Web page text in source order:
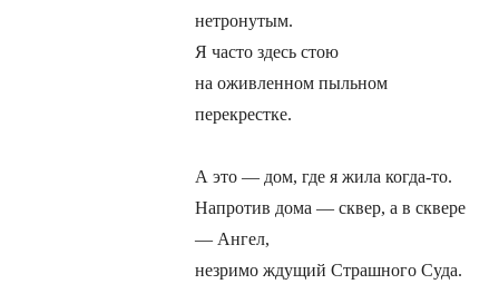
нетронутым.
Я часто здесь стою
на оживленном пыльном
перекрестке.
А это — дом, где я жила когда-то.
Напротив дома — сквер, а в сквере
— Ангел,
незримо ждущий Страшного Суда.